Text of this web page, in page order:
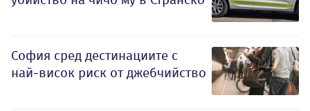
София сред дестинациите с
най-висок риск от джебчийство